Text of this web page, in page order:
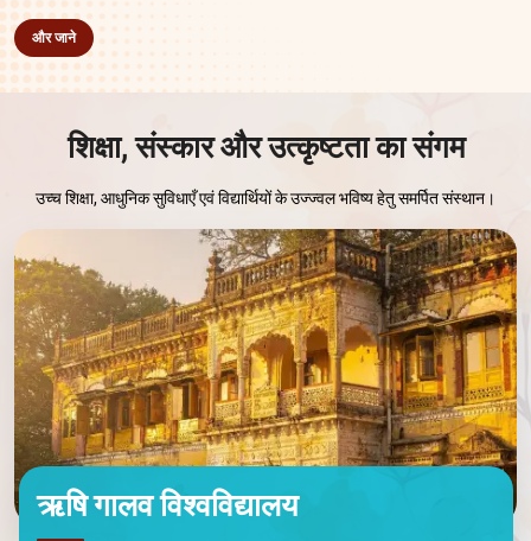
और जाने
शिक्षा, संस्कार और उत्कृष्टता का संगम
उच्च शिक्षा, आधुनिक सुविधाएँ एवं विद्यार्थियों के उज्ज्वल भविष्य हेतु समर्पित संस्थान।
ऋषि गालव विश्वविद्यालय